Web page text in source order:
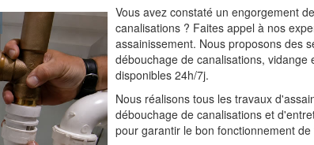
Vous avez constaté un engorgement
canalisations ? Faites appel à nos
assainissement. Nous proposons des
débouchage de canalisations, vidange
disponibles 24h/7j.
Nous réalisons tous les travaux
débouchage de canalisations et
pour garantir le bon fonctionnement